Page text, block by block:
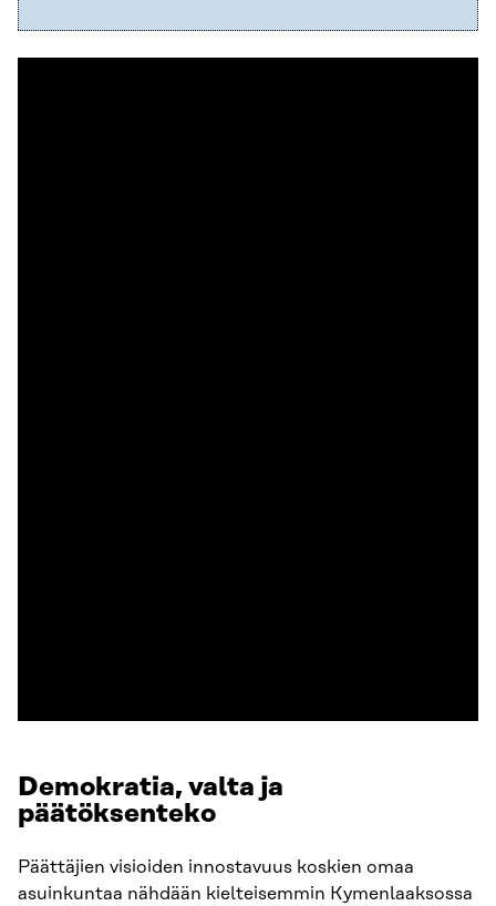
Demokratia, valta ja
päätöksenteko​
Päättäjien visioiden innostavuus koskien omaa
asuinkuntaa nähdään kielteisemmin Kymenlaaksossa